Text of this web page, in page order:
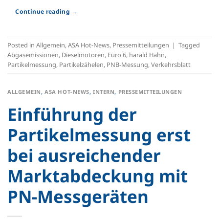
Continue reading →
Posted in Allgemein,ASA Hot-News, Pressemitteilungen | Tagged
Abgasemissionen, Dieselmotoren, Euro 6, harald Hahn,
Partikelmessung, Partikelzähelen, PNB-Messung,Verkehrsblatt
ALLGEMEIN ,ASA HOT-NEWS,INTERN, PRESSEMITTEILUNGEN
Einführung der
Partikelmessung erst
bei ausreichender
Marktabdeckung mit
PN-Messgeräten